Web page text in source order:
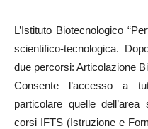
L’Istituto Biotecnologico
scientifico-tecnologica.
due percorsi: Articolazione
Consente l’accesso a
particolare quelle
corsi IFTS (Istruzione e